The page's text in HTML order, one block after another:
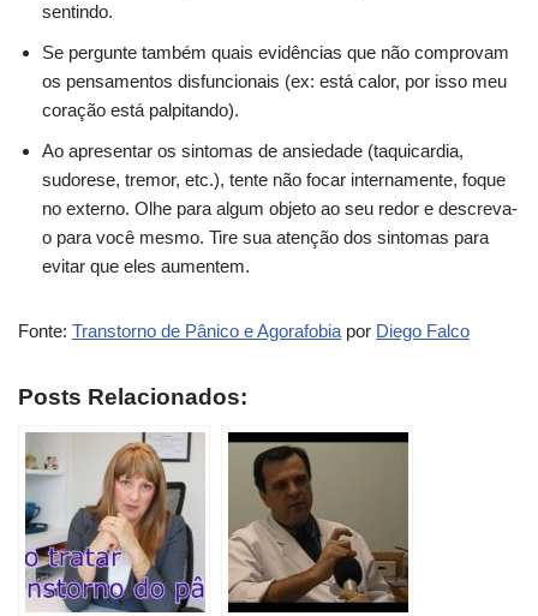
sentindo.
Se pergunte também quais evidências que não comprovam
os pensamentos disfuncionais (ex: está calor, por isso meu
coração está palpitando).
Ao apresentar os sintomas de ansiedade (taquicardia,
sudorese, tremor, etc.), tente não focar internamente, foque
no externo. Olhe para algum objeto ao seu redor e descreva-
o para você mesmo. Tire sua atenção dos sintomas para
evitar que eles aumentem.
Fonte: Transtorno de Pânico e Agorafobia por Diego Falco
Posts Relacionados: